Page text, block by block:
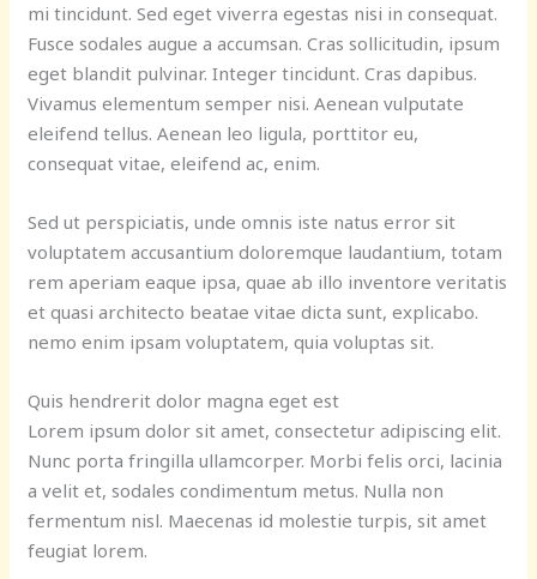
mi tincidunt. Sed eget viverra egestas nisi in consequat.
Fusce sodales augue a accumsan. Cras sollicitudin, ipsum
eget blandit pulvinar. Integer tincidunt. Cras dapibus.
Vivamus elementum semper nisi. Aenean vulputate
eleifend tellus. Aenean leo ligula, porttitor eu,
consequat vitae, eleifend ac, enim.
Sed ut perspiciatis, unde omnis iste natus error sit
voluptatem accusantium doloremque laudantium, totam
rem aperiam eaque ipsa, quae ab illo inventore veritatis
et quasi architecto beatae vitae dicta sunt, explicabo.
nemo enim ipsam voluptatem, quia voluptas sit.
Quis hendrerit dolor magna eget est
Lorem ipsum dolor sit amet, consectetur adipiscing elit.
Nunc porta fringilla ullamcorper. Morbi felis orci, lacinia
a velit et, sodales condimentum metus. Nulla non
fermentum nisl. Maecenas id molestie turpis, sit amet
feugiat lorem.